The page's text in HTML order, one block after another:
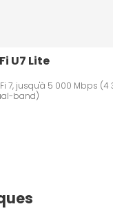
U7 Lite
7, jusqu'à 5 000 Mbps (4
band)